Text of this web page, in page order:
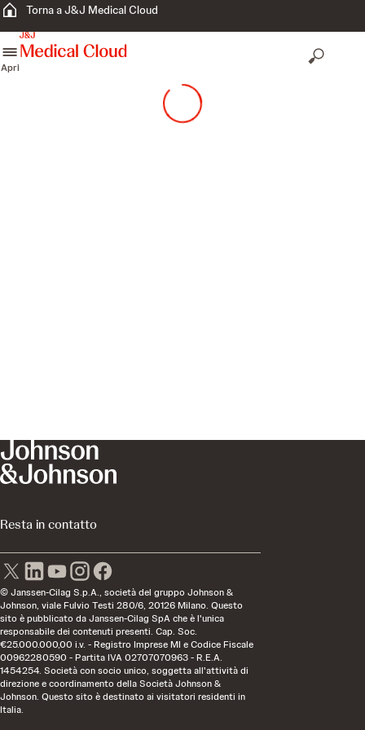
Torna a J&J Medical Cloud
Apri
Resta in contatto
© Janssen-Cilag S.p.A., società del gruppo Johnson &
Johnson, viale Fulvio Testi 280/6, 20126 Milano. Questo
sito è pubblicato da Janssen-Cilag SpA che è l'unica
responsabile dei contenuti presenti. Cap. Soc.
€25.000.000,00 i.v. - Registro Imprese MI e Codice Fiscale
00962280590 - Partita IVA 02707070963 - R.E.A.
1454254. Società con socio unico, soggetta all'attività di
direzione e coordinamento della Società Johnson &
Johnson. Questo sito è destinato ai visitatori residenti in
Italia.